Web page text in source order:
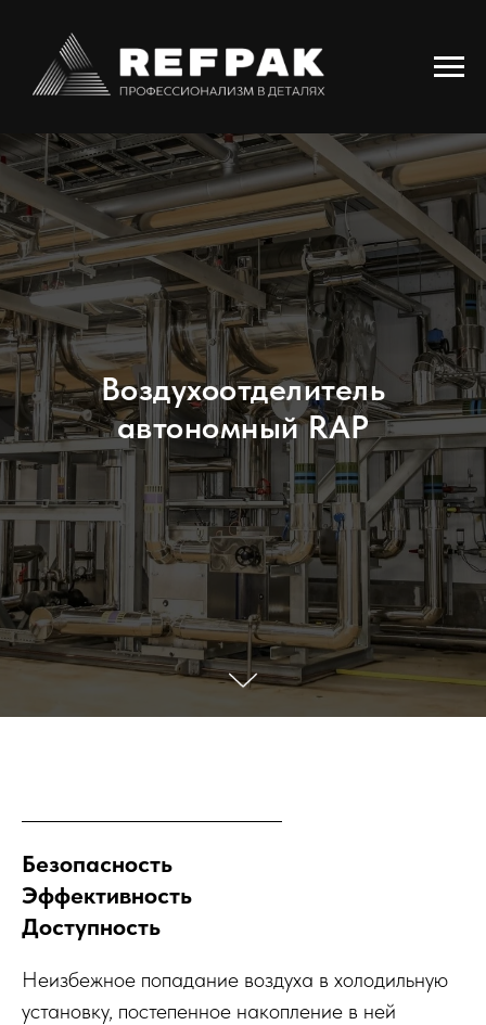
Воздухоотделитель
автономный RAP
Безопасность
Эффективность
Доступность
Неизбежное попадание воздуха в холодильную
установку, постепенное накопление в ней